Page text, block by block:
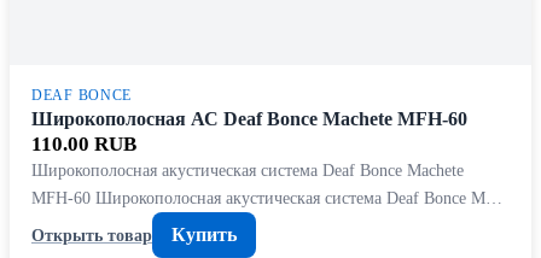
DEAF BONCE
Широкополосная АС Deaf Bonce Machete MFH-60
110.00 RUB
Широкополосная акустическая система Deaf Bonce Machete
MFH-60 Широкополосная акустическая система Deaf Bonce M…
Открыть товар
Купить